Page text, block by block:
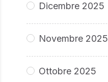
Dicembre 2025
Novembre 2025
Ottobre 2025